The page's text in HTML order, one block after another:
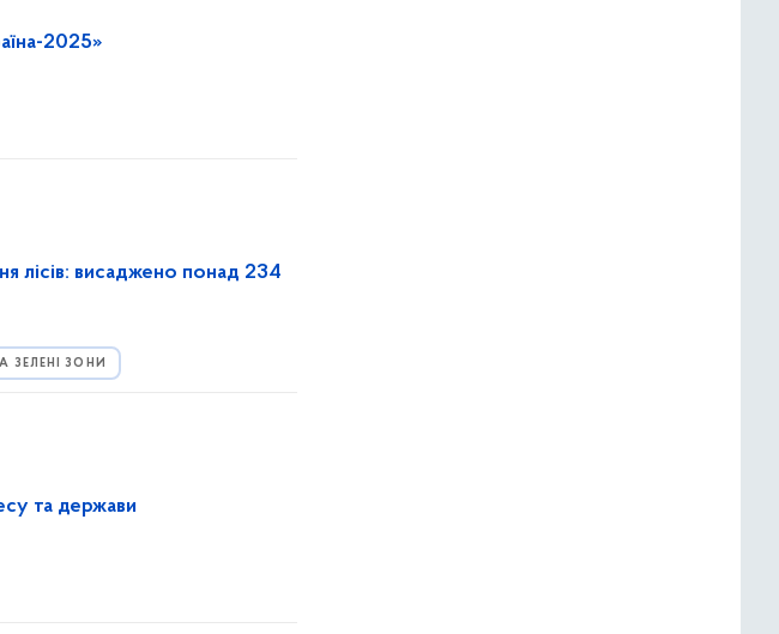
2025»
лісів: висаджено понад 234
ЗЕЛЕНІ ЗОНИ
та держави